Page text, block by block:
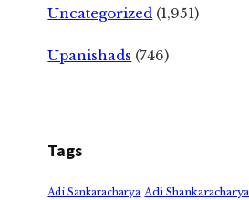
Uncategorized (1,951)
Upanishads (746)
Tags
Adi Sankaracharya Adi Shankaracharya